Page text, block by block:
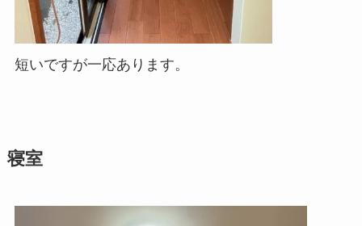
短いですが一応あります。
寝室